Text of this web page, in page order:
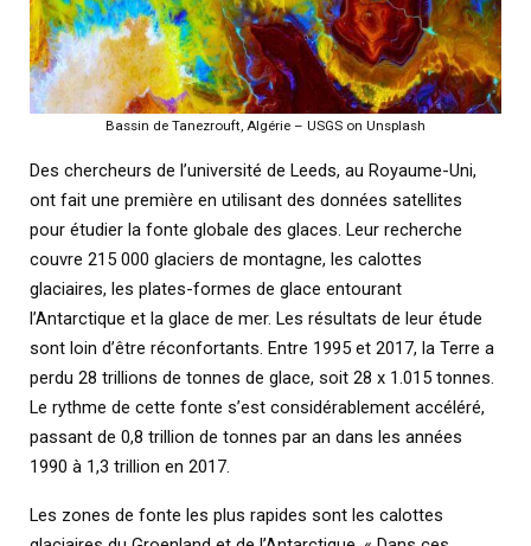
Bassin de Tanezrouft, Algérie – USGS on Unsplash
Des chercheurs de l’université de Leeds, au Royaume-Uni,
ont fait une première en utilisant des données satellites
pour étudier la fonte globale des glaces. Leur recherche
couvre 215 000 glaciers de montagne, les calottes
glaciaires, les plates-formes de glace entourant
l’Antarctique et la glace de mer. Les résultats de leur étude
sont loin d’être réconfortants. Entre 1995 et 2017, la Terre a
perdu 28 trillions de tonnes de glace, soit 28 x 1.015 tonnes.
Le rythme de cette fonte s’est considérablement accéléré,
passant de 0,8 trillion de tonnes par an dans les années
1990 à 1,3 trillion en 2017.
Les zones de fonte les plus rapides sont les calottes